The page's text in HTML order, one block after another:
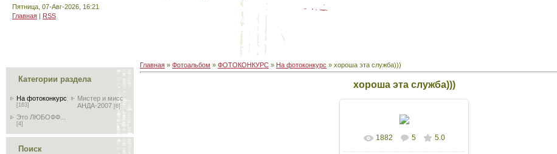
Пятница, 07-Авг-2026, 16:21
Главная | RSS
Категории раздела
На фотоконкурс
[163]
Мистер и мисс
АНДА-2007 [6]
Это ЛЮБОФФ...
[4]
Поиск
Главная » Фотоальбом » ФОТОКОНКУРС » На фотоконкурс » хороша эта служба)))
хороша эта служба)))
В реальном размере
1882 5 5.0